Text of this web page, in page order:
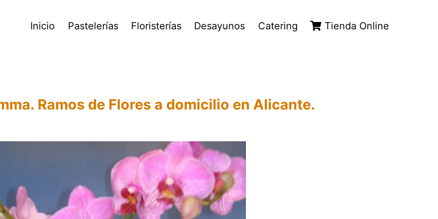
Inicio Pastelerías Floristerías Desayunos Catering Tienda Online
Ramos de Flores a domicilio en Alicante.